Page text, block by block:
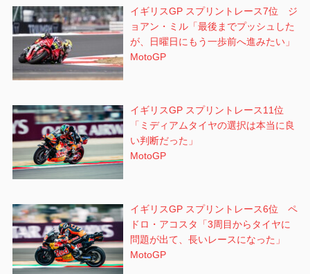
イギリスGP スプリントレース7位 ジ
ョアン・ミル「最後までプッシュした
が、日曜日にもう一歩前へ進みたい」
MotoGP
イギリスGP スプリントレース11位
「ミディアムタイヤの選択は本当に良
い判断だった」
MotoGP
イギリスGP スプリントレース6位 ペ
ドロ・アコスタ「3周目からタイヤに
問題が出て、長いレースになった」
MotoGP